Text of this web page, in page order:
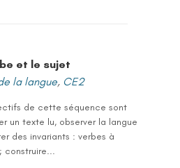
et le sujet
la langue, CE2
de cette séquence sont
un texte lu, observer la langue
des invariants : verbes à
construire...